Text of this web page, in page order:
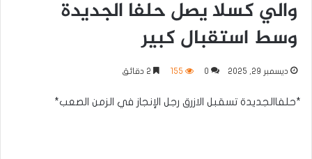
والي كسلا يصل حلفا الجديدة
وسط استقبال كبير
ديسمبر 29, 2025 0
155
*حلفاالجديدة تسقبل الازرق رجل الإنجاز في الزمن الصعب*